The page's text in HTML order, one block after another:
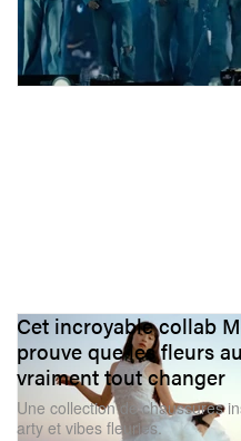
Cet incroyable collab
prouve que les fleurs
vraiment tout changer
Une collection de chaussures
arty et vibes fleuries.